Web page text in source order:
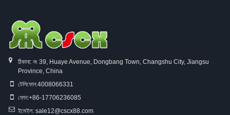
ঠিকানা: নং 39, Huaye Avenue, Dongbang Town, Changshu City, Jiangsu
Province, China
টেলিফোন:4008066331
ফোন:+86-17706236085
ইমেইল: sale12@cscx88.com